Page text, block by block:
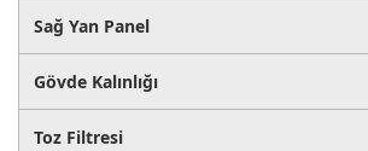
Sağ Yan Panel
Gövde Kalınlığı
Toz Filtresi